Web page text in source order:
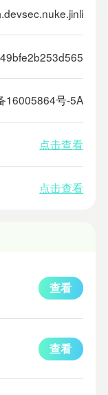
16005864号-5A
点击查看
点击查看
查看
查看